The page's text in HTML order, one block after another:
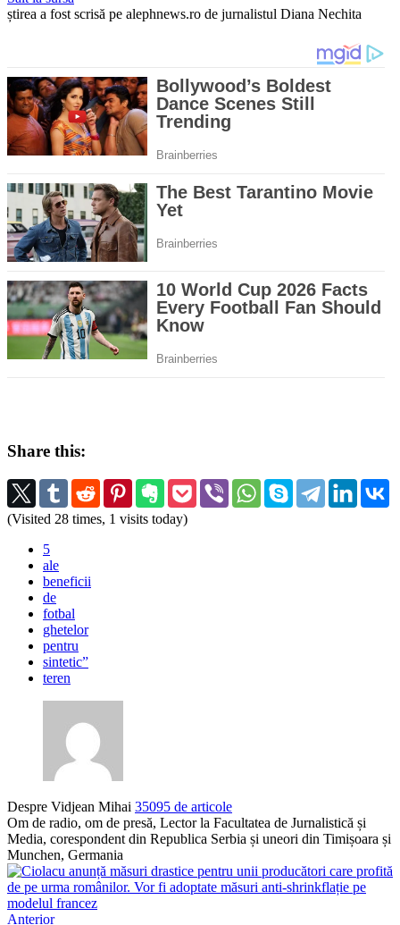
știrea a fost scrisă pe alephnews.ro de jurnalistul Diana Nechita
Share this:
(Visited 28 times, 1 visits today)
5
ale
beneficii
de
fotbal
ghetelor
pentru
sintetic”
teren
Despre Vidjean Mihai 35095 de articole
Om de radio, om de presă, Lector la Facultatea de Jurnalistică și
Media, corespondent din Republica Serbia și uneori din Timișoara și
Munchen, Germania
Anterior